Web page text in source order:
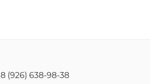
8 (926) 638-98-38